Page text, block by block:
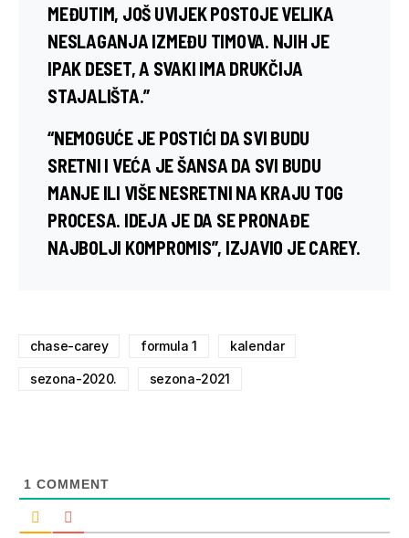
MEĐUTIM, JOŠ UVIJEK POSTOJE VELIKA
NESLAGANJA IZMEĐU TIMOVA. NJIH JE
IPAK DESET, A SVAKI IMA DRUKČIJA
STAJALIŠTA.”
“NEMOGUĆE JE POSTIĆI DA SVI BUDU
SRETNI I VEĆA JE ŠANSA DA SVI BUDU
MANJE ILI VIŠE NESRETNI NA KRAJU TOG
PROCESA. IDEJA JE DA SE PRONAĐE
NAJBOLJI KOMPROMIS”, IZJAVIO JE CAREY.
chase-carey formula 1 kalendar
sezona-2020. sezona-2021
1 COMMENT